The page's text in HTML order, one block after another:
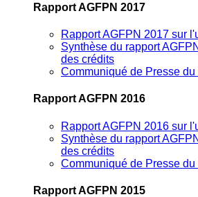
Rapport AGFPN 2017
Rapport AGFPN 2017 sur
Synthèse du rapport
des crédits
Communiqué de Presse
Rapport AGFPN 2016
Rapport AGFPN 2016 sur
Synthèse du rapport
des crédits
Communiqué de Presse du
Rapport AGFPN 2015